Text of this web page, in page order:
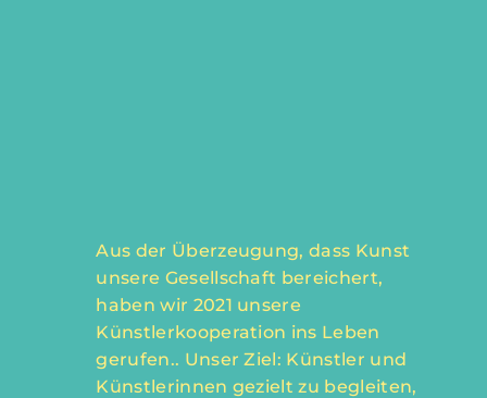
Aus der Überzeugung, dass Kunst
unsere Gesellschaft bereichert,
haben wir 2021 unsere
Künstlerkooperation ins Leben
gerufen.. Unser Ziel: Künstler und
Künstlerinnen gezielt zu begleiten,